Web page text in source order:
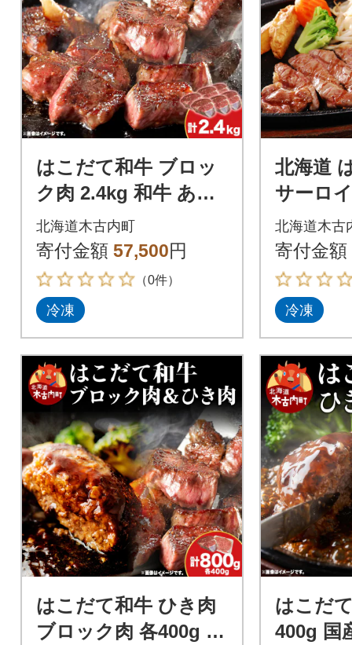
はこだて和牛 ブロッ
ク肉 2.4kg 和牛 あか
牛 牛肉 ビーフ 赤身
国産 北海道 ブロック
北海道木古内町
寄付金額 57,500円
（0件）
冷凍
北海道
サーロ
ーキ バ
北海道木古
寄付金額
冷凍
はこだて和牛 ひき肉
ブロック肉 各400g 計
はこだ
400g 国